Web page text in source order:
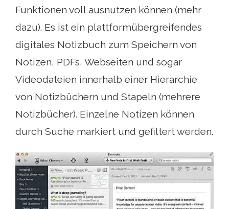
Funktionen voll ausnutzen können (mehr
dazu). Es ist ein plattformübergreifendes
digitales Notizbuch zum Speichern von
Notizen, PDFs, Webseiten und sogar
Videodateien innerhalb einer Hierarchie
von Notizbüchern und Stapeln (mehrere
Notizbücher). Einzelne Notizen können
durch Suche markiert und gefiltert werden.